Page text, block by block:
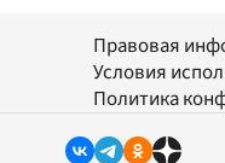
Правовая
Условия
Политика